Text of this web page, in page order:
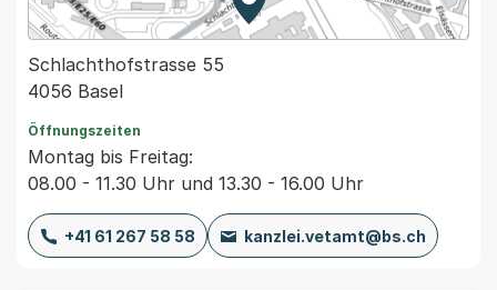
Zur Karte von MapBS.
Externer Link, wird in einem
Schlachthofstrasse 55
4056 Basel
Öffnungszeiten
Montag bis Freitag:
08.00 - 11.30 Uhr und 13.30 - 16.00 Uhr
+41 61 267 58 58 kanzlei.vetamt@bs.ch